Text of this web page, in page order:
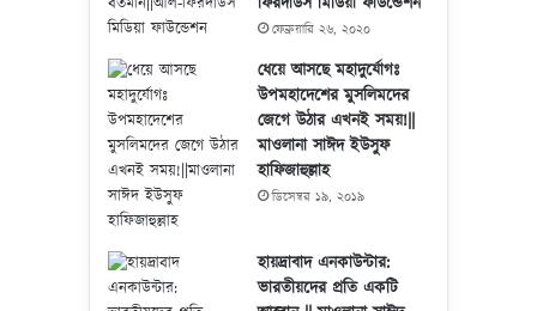
ফেব্রুয়ারি ২৬, ২০২০
ধেয়ে আসছে মহাদুর্যোগঃ
উপমহাদেশের মুসলিমদের
জেগে উঠার এখনই সময়!||
মাওলানা সাঈদ ইউসুফ
হাফিজাহুল্লাহ
ডিসেম্বর ১৯, ২০১৯
হায়দ্রাবাদ এনকাউন্টার:
ভারতীয়দের প্রতি একটি